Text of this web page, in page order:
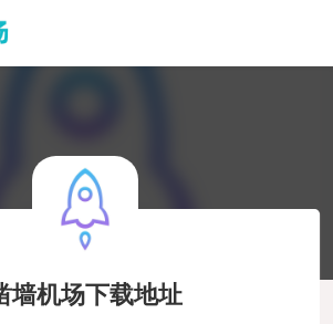
墙机场下载地址